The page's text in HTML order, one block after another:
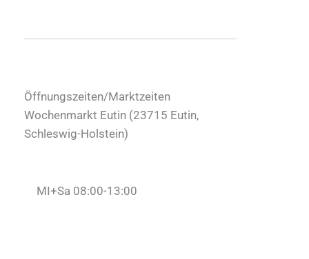
Öffnungszeiten/Marktzeiten
Wochenmarkt Eutin (23715 Eutin,
Schleswig-Holstein)
MI+Sa 08:00-13:00